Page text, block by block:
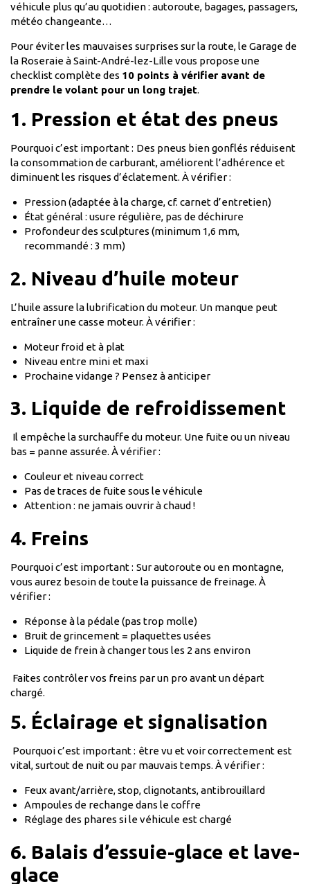
véhicule plus qu’au quotidien : autoroute, bagages, passagers,
météo changeante…
Pour éviter les mauvaises surprises sur la route, le Garage de
la Roseraie à Saint-André-lez-Lille vous propose une
checklist complète des 10 points à vérifier avant de
prendre le volant pour un long trajet.
1. Pression et état des pneus
Pourquoi c’est important : Des pneus bien gonflés réduisent
la consommation de carburant, améliorent l’adhérence et
diminuent les risques d’éclatement. À vérifier :
Pression (adaptée à la charge, cf. carnet d’entretien)
État général : usure régulière, pas de déchirure
Profondeur des sculptures (minimum 1,6 mm,
recommandé : 3 mm)
2. Niveau d’huile moteur
L’huile assure la lubrification du moteur. Un manque peut
entraîner une casse moteur. À vérifier :
Moteur froid et à plat
Niveau entre mini et maxi
Prochaine vidange ? Pensez à anticiper
3. Liquide de refroidissement
Il empêche la surchauffe du moteur. Une fuite ou un niveau
bas = panne assurée. À vérifier :
Couleur et niveau correct
Pas de traces de fuite sous le véhicule
Attention : ne jamais ouvrir à chaud !
4. Freins
Pourquoi c’est important : Sur autoroute ou en montagne,
vous aurez besoin de toute la puissance de freinage. À
vérifier :
Réponse à la pédale (pas trop molle)
Bruit de grincement = plaquettes usées
Liquide de frein à changer tous les 2 ans environ
Faites contrôler vos freins par un pro avant un départ
chargé.
5. Éclairage et signalisation
Pourquoi c’est important : être vu et voir correctement est
vital, surtout de nuit ou par mauvais temps. À vérifier :
Feux avant/arrière, stop, clignotants, antibrouillard
Ampoules de rechange dans le coffre
Réglage des phares si le véhicule est chargé
6. Balais d’essuie-glace et lave-
glace